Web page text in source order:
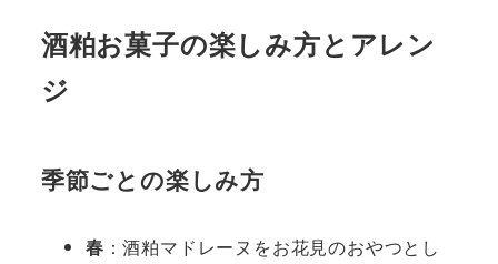
酒粕お菓子の楽しみ方とアレン
ジ
季節ごとの楽しみ方
春 ：酒粕マドレーヌをお花見のおやつとし